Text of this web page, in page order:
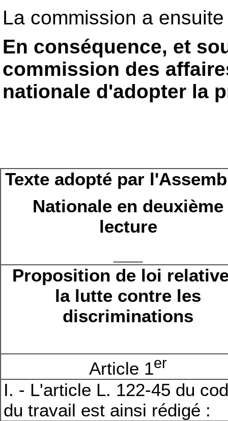
La commission a
En conséquence, et
commission des
nationale d'adopter la
Texte adopté par
Nationale en deuxième
lecture
Proposition de loi
la lutte contre les
discriminations
Article 1er
I. - L'article L. 122-45 du
du travail est ainsi rédigé :